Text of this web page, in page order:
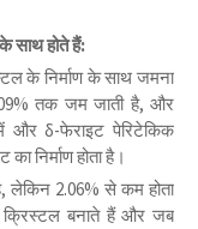
साथ होते हैं:
के निर्माण के साथ जमना
तक जम जाती है, और
और δ-फेराइट पेरिटेकिक
निर्माण होता है।
लेकिन 2.06% से कम होता
बनाते हैं और जब